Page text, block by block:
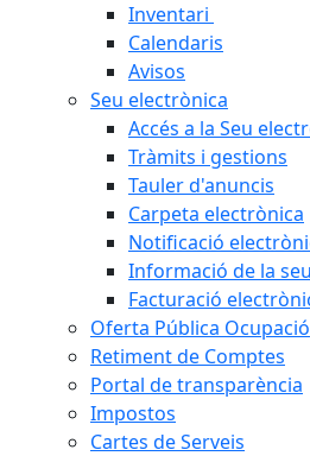
Inventari
Calendaris
Avisos
Seu electrònica
Accés a la Seu
Tràmits i gestions
Tauler d'anuncis
Carpeta electrònica
Notificació
Informació de la
Facturació
Oferta Pública Ocupació
Retiment de Comptes
Portal de transparència
Impostos
Cartes de Serveis